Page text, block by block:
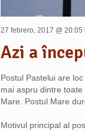
27 febrero, 2017 @ 20:05
Azi a
Postul Pastelui are
mai aspru dintre
Mare. Postul Mare
Motivul principal al